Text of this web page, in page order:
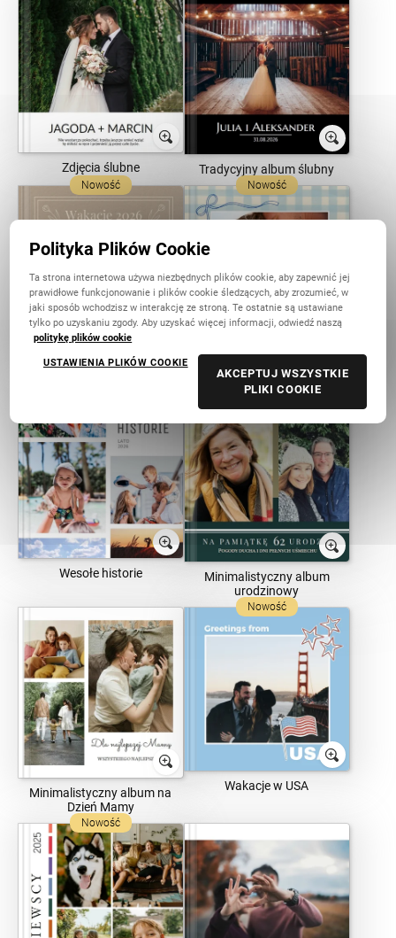
Zdjęcia ślubne Tradycyjny album ślubny
Nowość
Nasze Wakacje 2026
Nowość
razem
Wesołe historie
Minimalistyczny album
urodzinowy
Minimalistyczny album na
Dzień Mamy
Nowość
Wakacje w USA
Nowość
Polityka Plików Cookie
Ta strona internetowa używa niezbędnych plików cookie, aby zapewnić jej
prawidłowe funkcjonowanie i plików cookie śledzących, aby zrozumieć, w
jaki sposób wchodzisz w interakcję ze stroną. Te ostatnie są ustawiane
tylko po uzyskaniu zgody. Aby uzyskać więcej informacji, odwiedź naszą
politykę plików cookie
USTAWIENIA PLIKÓW COOKIE
AKCEPTUJ WSZYSTKIE
PLIKI COOKIE